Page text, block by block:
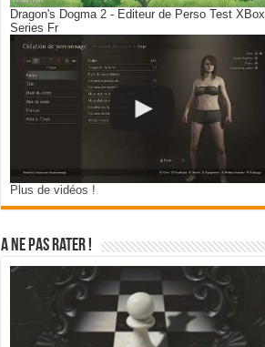
Dragon's Dogma 2 - Editeur de Perso Test XBox
Series Fr
Plus de vidéos !
A ne pas rater !